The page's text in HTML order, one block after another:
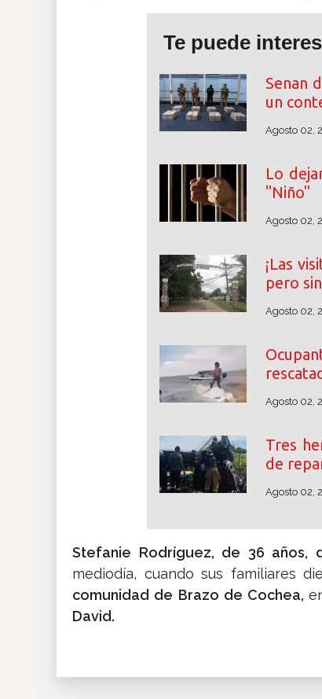
Te puede
Senan
un
Agosto 02,
Lo
"Niño"
Agosto 02,
¡Las
pero
Agosto 02,
Agosto 02,
Tres
de
Agosto 02,
Stefanie Rodríguez, de 36 años,
mediodía, cuando sus familiares
comunidad de Brazo de Cochea,
David.